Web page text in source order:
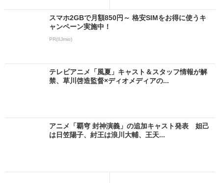
スマホ2GBで月額850円～ 格安SIMをお得に使うキ
ャンペーン実施中！
PR(IIJmio)
テレビアニメ「風夏」キャスト＆スタッフ情報が解
禁、草川啓造監督×ディオメディアの...
アニメ「覇穹 封神演義」の追加キャスト発表 妲己
は日笠陽子、紂王は浪川大輔、王天...